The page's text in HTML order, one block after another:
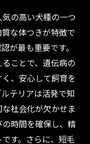
の高い犬種の一つ
な体つきが特徴で
が最も重要です。
ことで、遺伝病の
、安心して飼育を
テリアは活発で知
社会化が欠かせま
時間を確保し、精
す。さらに、短毛